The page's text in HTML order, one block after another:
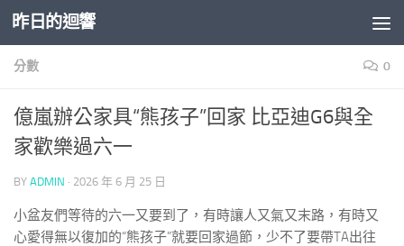
Skip to content
昨日的迴響
分數 0
億嵐辦公家具“熊孩子”回家 比亞迪G6與全
家歡樂過六一
BY ADMIN · 2026 年 6 月 25 日
小盆友們等待的六一又要到了，有時讓人又氣又末路，有時又
心愛得無以復加的“熊孩子”就要回家過節，少不了要帶TA出往